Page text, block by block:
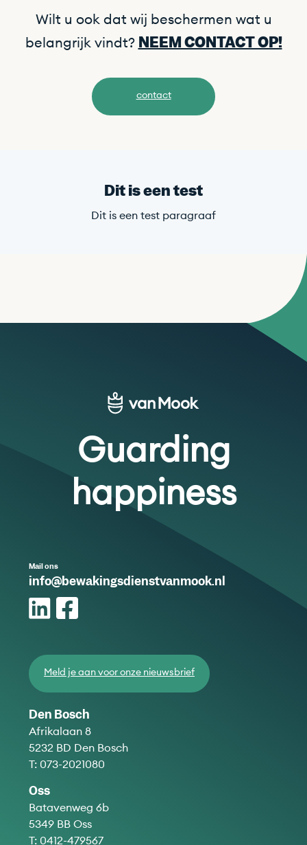
Wilt u ook dat wij beschermen wat u
belangrijk vindt? NEEM CONTACT OP!
contact
Dit is een test
Dit is een test paragraaf
Guarding
happiness
Mail ons
info@bewakingsdienstvanmook.nl
Meld je aan voor onze nieuwsbrief
Den Bosch
Afrikalaan 8
5232 BD Den Bosch
T: 073-2021080
Oss
Batavenweg 6b
5349 BB Oss
T: 0412-479567